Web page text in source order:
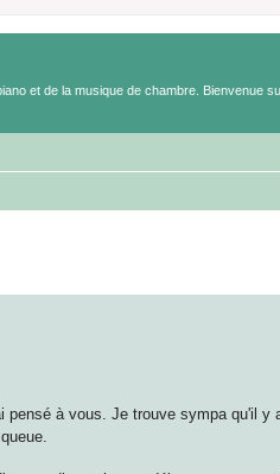
et de la musique de chambre. Bienvenue
pensé à vous. Je trouve sympa qu'il y